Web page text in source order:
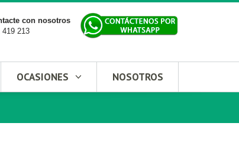
con nosotros
419 213
OCASIONES NOSOTROS